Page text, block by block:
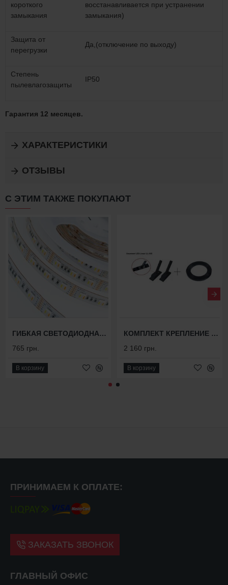
короткого
замыкания
восстанавливается при устранении
замыкания)
Защита от
перегрузки
Да,(отключение по выходу)
Степень
пылевлагозащиты
IP50
Гарантия 12 месяцев.
ХАРАКТЕРИСТИКИ
ОТЗЫВЫ
С ЭТИМ ТАКЖЕ ПОКУПАЮТ
ГИБКАЯ СВЕТОДИОДНАЯ ЛЕНТА MULTICOLOR FHT 12MC
765 грн.
В корзину
КОМПЛЕКТ КРЕПЛЕНИЕ СВЕТИЛЬНИКА + ЛЕНТА СТАЛЬНАЯ "ЛЕД ЛАЙНЕР" ЦВЕТ: ЧЕРНЫЙ
2 160 грн.
В корзину
ПРИНИМАЕМ К ОПЛАТЕ:
ЗАКАЗАТЬ ЗВОНОК
ГЛАВНЫЙ ОФИС